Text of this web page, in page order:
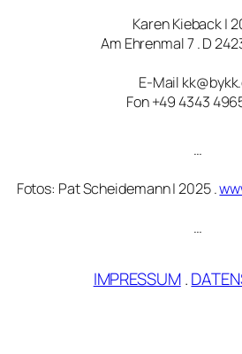
Karen Kieback |
Am Ehrenmal 7 . D
E-Mail
Fon +49 4343
…
Fotos: Pat Scheidemann | 2025 .
…
IMPRESSUM.